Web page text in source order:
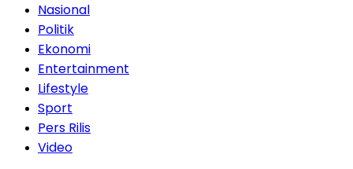
Nasional
Politik
Ekonomi
Entertainment
Lifestyle
Sport
Pers Rilis
Video